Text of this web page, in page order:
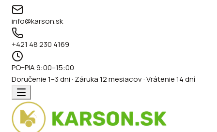
info@karson.sk
+421 48 230 4169
PO–PIA 9:00–15:00
Doručenie 1–3 dni · Záruka 12 mesiacov · Vrátenie 14 dní